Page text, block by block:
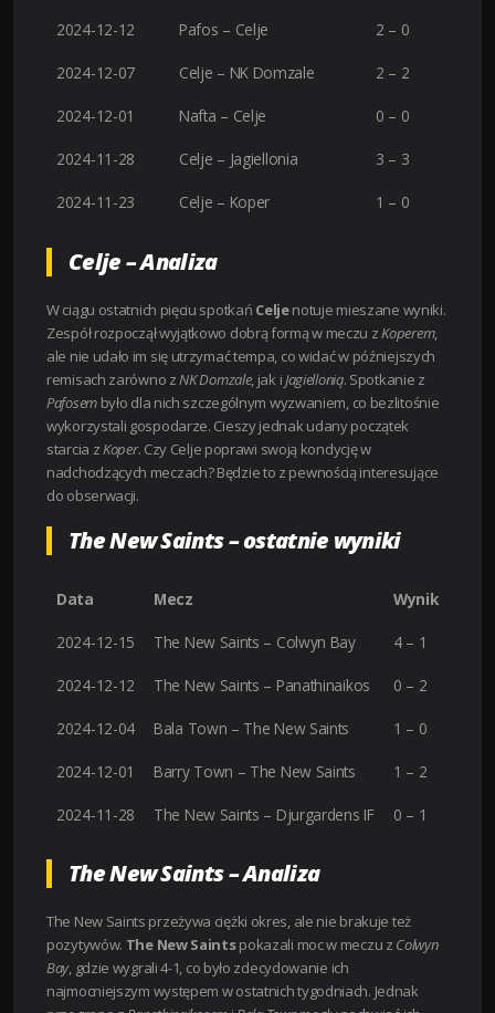
2024-12-12 Pafos – Celje 2 – 0
2024-12-07 Celje – NK Domzale 2 – 2
2024-12-01 Nafta – Celje 0 – 0
2024-11-28 Celje – Jagiellonia 3 – 3
2024-11-23 Celje – Koper 1 – 0
Celje – Analiza
W ciągu ostatnich pięciu spotkań Celjenotuje mieszane wyniki.
Zespół rozpoczął wyjątkowo dobrą formą w meczu zKoperem,
ale nie udało im się utrzymać tempa, co widać w późniejszych
remisach zarówno zNK Domzale, jak iJagiellonią. Spotkanie z
Pafosembyło dla nich szczególnym wyzwaniem, co bezlitośnie
wykorzystali gospodarze. Cieszy jednak udany początek
starcia zKoper. Czy Celje poprawi swoją kondycję w
nadchodzących meczach? Będzie to z pewnością interesujące
do obserwacji.
The New Saints – ostatnie wyniki
Data Mecz Wynik
2024-12-15 The New Saints – Colwyn Bay 4 – 1
2024-12-12 The New Saints – Panathinaikos 0 – 2
2024-12-04 Bala Town – The New Saints 1 – 0
2024-12-01 Barry Town – The New Saints 1 – 2
2024-11-28 The New Saints – Djurgardens IF 0 – 1
The New Saints – Analiza
The New Saints przeżywa ciężki okres, ale nie brakuje też
pozytywów. The New Saintspokazali moc w meczu z Colwyn
Bay, gdzie wygrali 4-1, co było zdecydowanie ich
najmocniejszym występem w ostatnich tygodniach. Jednak